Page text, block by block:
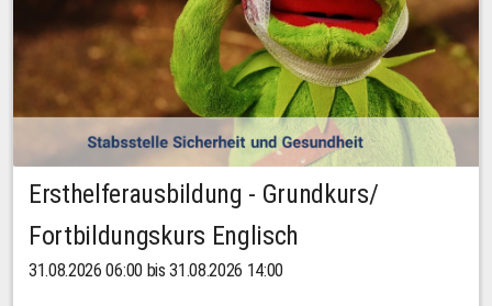
Ersthelferausbildung - Grundkurs/
Fortbildungskurs Englisch
31.08.2026 06:00 bis 31.08.2026 14:00